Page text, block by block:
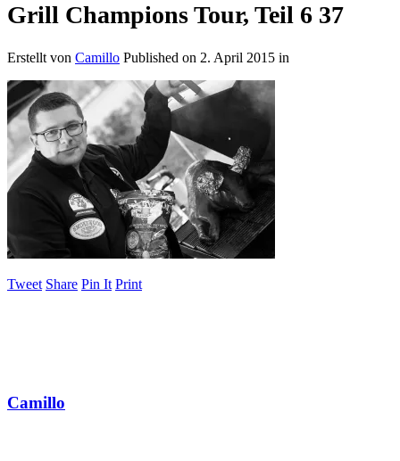
Grill Champions Tour, Teil 6 37
Erstellt von Camillo Published on 2. April 2015 in
Tweet Share Pin It Print
Camillo